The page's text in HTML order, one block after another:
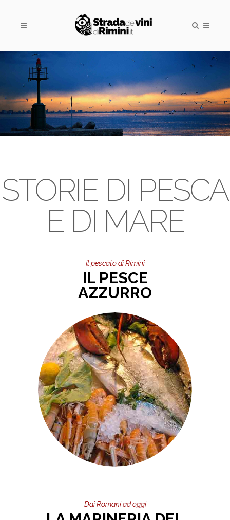
STORIE DI PESCA
E DI MARE
Il pescato di Rimini
IL PESCE
AZZURRO
Dai Romani ad oggi